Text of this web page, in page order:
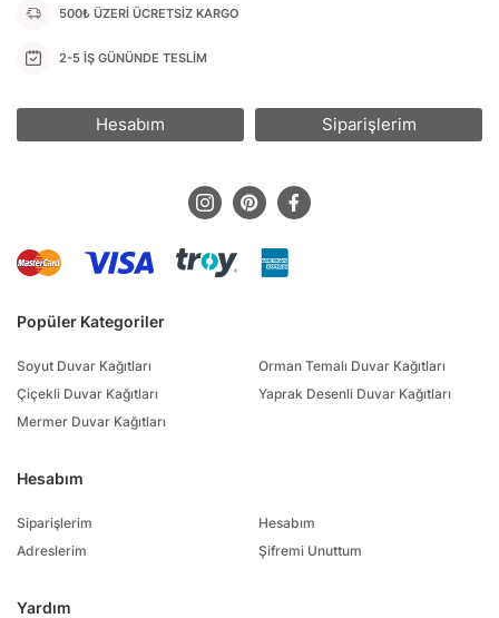
Popüler Kategoriler
Soyut Duvar Kağıtları
Çiçekli Duvar Kağıtları
Mermer Duvar Kağıtları
Orman Temalı Duvar Kağıtları
Yaprak Desenli Duvar Kağıtları
Hesabım
Siparişlerim
Adreslerim
Hesabım
Şifremi Unuttum
Yardım
500₺ ÜZERİ ÜCRETSİZ KARGO
2-5 İŞ GÜNÜNDE TESLİM
Hesabım Siparişlerim